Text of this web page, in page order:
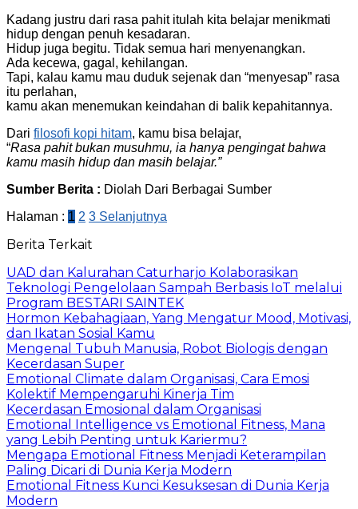
Kadang justru dari rasa pahit itulah kita belajar menikmati
hidup dengan penuh kesadaran.
Hidup juga begitu. Tidak semua hari menyenangkan.
Ada kecewa, gagal, kehilangan.
Tapi, kalau kamu mau duduk sejenak dan “menyesap” rasa
itu perlahan,
kamu akan menemukan keindahan di balik kepahitannya.
Dari filosofi kopi hitam, kamu bisa belajar,
“Rasa pahit bukan musuhmu, ia hanya pengingat bahwa
kamu masih hidup dan masih belajar.”
Sumber Berita : Diolah Dari Berbagai Sumber
Halaman : 1 2 3 Selanjutnya
Berita Terkait
UAD dan Kalurahan Caturharjo Kolaborasikan
Teknologi Pengelolaan Sampah Berbasis IoT melalui
Program BESTARI SAINTEK
Hormon Kebahagiaan, Yang Mengatur Mood, Motivasi,
dan Ikatan Sosial Kamu
Mengenal Tubuh Manusia, Robot Biologis dengan
Kecerdasan Super
Emotional Climate dalam Organisasi, Cara Emosi
Kolektif Mempengaruhi Kinerja Tim
Kecerdasan Emosional dalam Organisasi
Emotional Intelligence vs Emotional Fitness, Mana
yang Lebih Penting untuk Kariermu?
Mengapa Emotional Fitness Menjadi Keterampilan
Paling Dicari di Dunia Kerja Modern
Emotional Fitness Kunci Kesuksesan di Dunia Kerja
Modern